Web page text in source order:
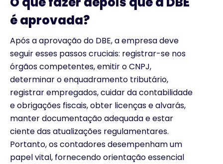
é aprovada?
Após a aprovação do DBE, a empresa deve
seguir esses passos cruciais: registrar-se nos
órgãos competentes, emitir o CNPJ,
determinar o enquadramento tributário,
registrar empregados, cuidar da contabilidade
e obrigações fiscais, obter licenças e alvarás,
manter documentação adequada e estar
ciente das atualizações regulamentares.
Portanto, os contadores desempenham um
papel vital, fornecendo orientação essencial